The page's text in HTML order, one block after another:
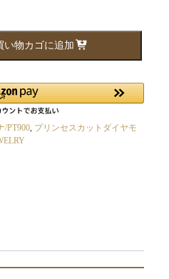
い物カゴに追加
/PT900, プリンセスカットダイヤモ